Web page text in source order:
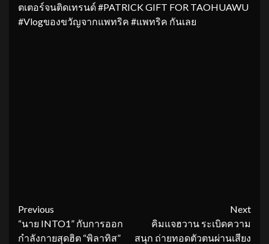
ตเตอร์จนติดเทรนด์ #PATRICK GIFT FOR TAOHUAWU
#Vlogของขวัญจากแพทริค #แพทริค กันเลย
Continue
Reading
Previous
“นาย INTO1” กับการออก
กำลังกายสุดฮิต “พิลาทิส”
Next
คิมแจฮวาน ระเบิดความ
สนุก ถ่ายทอดตัวตนผ่านเสียง